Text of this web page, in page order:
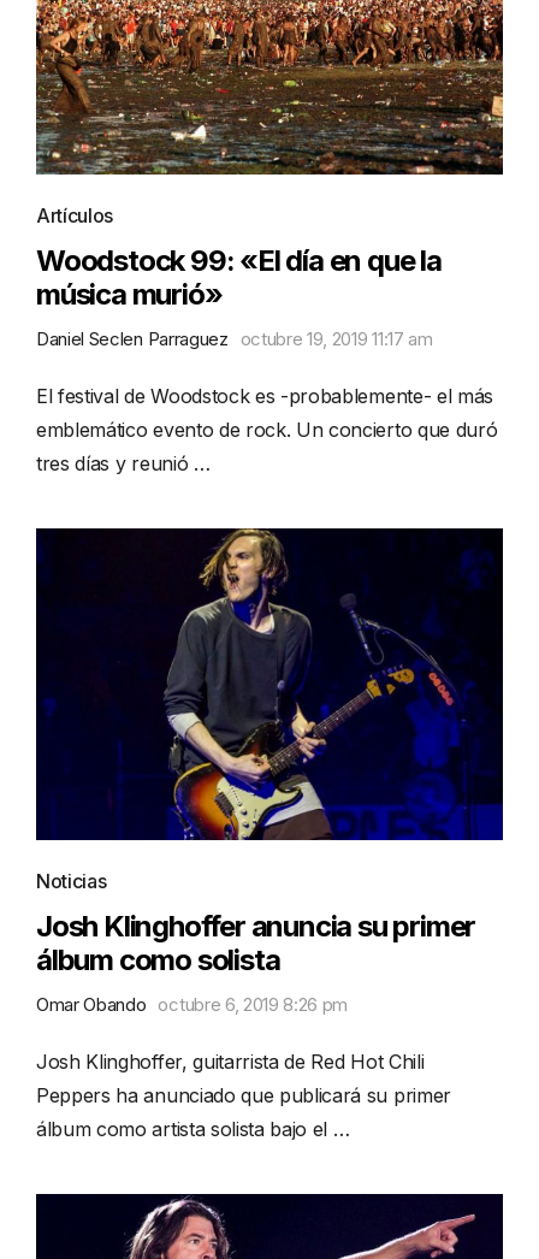
Artículos
Woodstock 99: «El día en que la
música murió»
Daniel Seclen Parraguez octubre 19, 2019 11:17 am
El festival de Woodstock es -probablemente- el más
emblemático evento de rock. Un concierto que duró
tres días y reunió …
Noticias
Josh Klinghoffer anuncia su primer
álbum como solista
Omar Obando octubre 6, 2019 8:26 pm
Josh Klinghoffer, guitarrista de Red Hot Chili
Peppers ha anunciado que publicará su primer
álbum como artista solista bajo el …